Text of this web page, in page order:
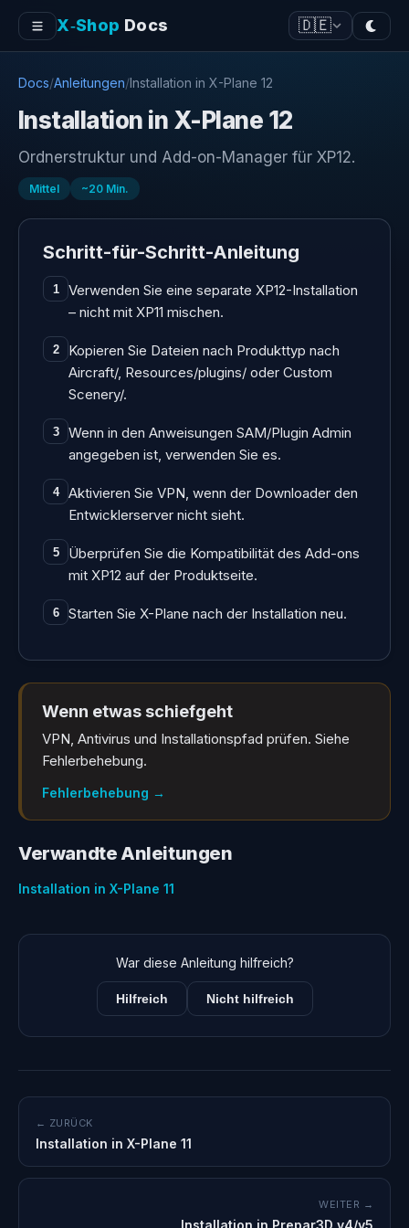
X‑Shop Docs 🇩🇪
Docs/Anleitungen/Installation in X-Plane 12
Installation in X-Plane 12
Ordnerstruktur und Add-on-Manager für XP12.
Mittel ~20 Min.
Schritt-für-Schritt-Anleitung
1
Verwenden Sie eine separate XP12-Installation
– nicht mit XP11 mischen.
2
Kopieren Sie Dateien nach Produkttyp nach
Aircraft/, Resources/plugins/ oder Custom
Scenery/.
3
Wenn in den Anweisungen SAM/Plugin Admin
angegeben ist, verwenden Sie es.
4
Aktivieren Sie VPN, wenn der Downloader den
Entwicklerserver nicht sieht.
5
Überprüfen Sie die Kompatibilität des Add-ons
mit XP12 auf der Produktseite.
6 Starten Sie X-Plane nach der Installation neu.
Wenn etwas schiefgeht
VPN, Antivirus und Installationspfad prüfen. Siehe
Fehlerbehebung.
Fehlerbehebung →
Verwandte Anleitungen
Installation in X-Plane 11
War diese Anleitung hilfreich?
Hilfreich Nicht hilfreich
← ZURÜCK
Installation in X-Plane 11
WEITER →
Installation in Prepar3D v4/v5